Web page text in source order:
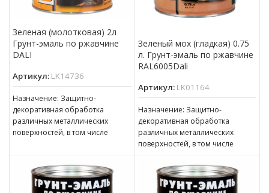
Зеленая (молотковая) 2л
Грунт-эмаль по ржавчине
DALI
Артикул: LK14736
Назначение: Защитно-
декоративная обработка
различных металлических
поверхностей, в том числе
сплошной коррозией c
толщиной ржавчины до 100 мкм
Зеленый мох (гладкая) 0.75
л. Грунт-эмаль по ржавчине
RAL6005Dali
Артикул: LK01164
Назначение: Защитно-
декоративная обработка
различных металлических
поверхностей, в том числе
пораженных точечной или
сплошной коррозией c
толщиной ржавчины до 100 мкм